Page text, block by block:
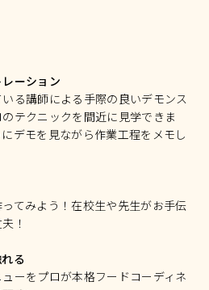
ーション
る講師による手際の良いデモンス
テクニックを間近に見学できま
デモを見ながら作業工程をメモし
てみよう！在校生や先生がお手伝
！
る
ーをプロが本格フードコーディネ